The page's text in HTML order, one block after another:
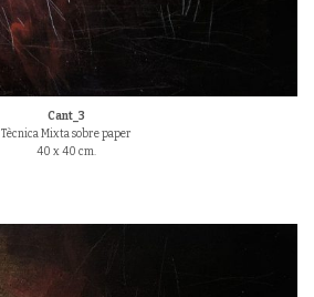
Cant_3
Tècnica Mixta sobre paper
40 x 40 cm.